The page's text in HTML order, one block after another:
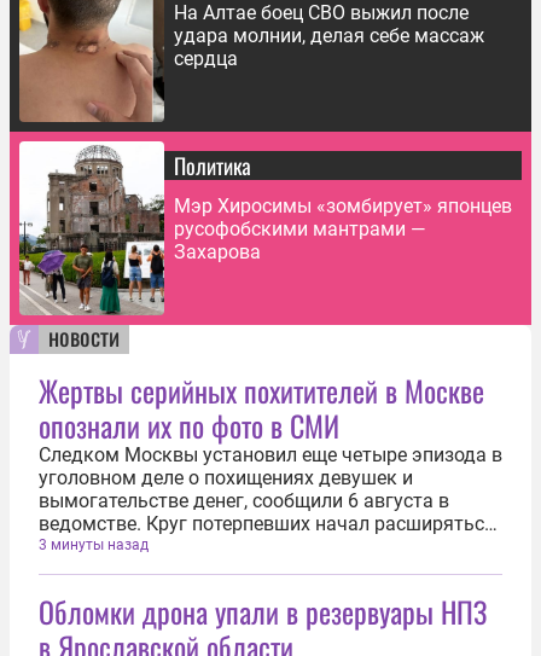
На Алтае боец СВО выжил после
удара молнии, делая себе массаж
сердца
Политика
Мэр Хиросимы «зомбирует» японцев
русофобскими мантрами —
Захарова
новости
Жертвы серийных похитителей в Москве
опознали их по фото в СМИ
Следком Москвы установил еще четыре эпизода в
уголовном деле о похищениях девушек и
вымогательстве денег, сообщили 6 августа в
ведомстве. Круг потерпевших начал расширяться
после освещения хода расследования в средствах
массовой информации. Еще четыре девушки
3 минуты назад
Обломки дрона упали в резервуары НПЗ
в Ярославской области